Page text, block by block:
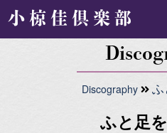
小椋佳倶楽部
Discography ふ
ふと足